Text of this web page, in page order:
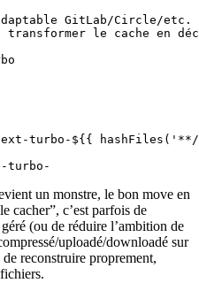
GitLab/Circle/
le cache en
turbo-${{
un monstre, le bon move en
cacher”, c’est parfois de
(ou de réduire l’ambition de
uploadé/downloadé sur
reconstruire proprement,